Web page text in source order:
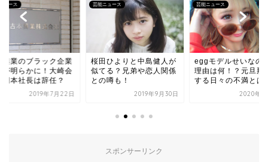
ュース
興業のブラック企業
が明らかに！大崎会
岡本社長は辞任？
2019年7月22日
芸能ニュース
桜田ひよりと中島健人が
似てる？兄弟や恋人関係
との噂も！
2019年9月30日
芸能ニュース
eggモデルせいなの
理由は何！？元旦那
する日々の不満とは
2020年9
スポンサーリンク